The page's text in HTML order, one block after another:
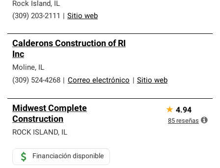
Rock Island, IL
(309) 203-2111
Sitio web
Calderons Construction of RI
Inc
Moline, IL
(309) 524-4268
Correo electrónico Sitio web
Midwest Complete
Construction
ROCK ISLAND, IL
Financiación disponible
★ 4.94
85 reseñas